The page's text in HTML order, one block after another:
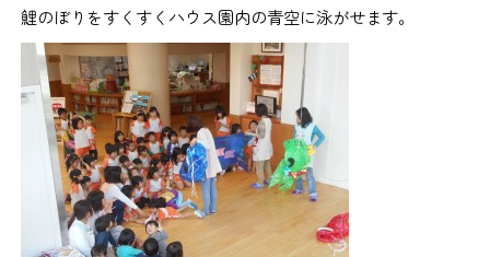
鯉のぼりをすくすくハウス園内の青空に泳がせます。